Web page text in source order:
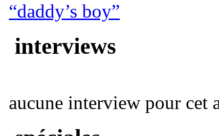
“daddy’s boy”
interviews
aucune interview pour cet